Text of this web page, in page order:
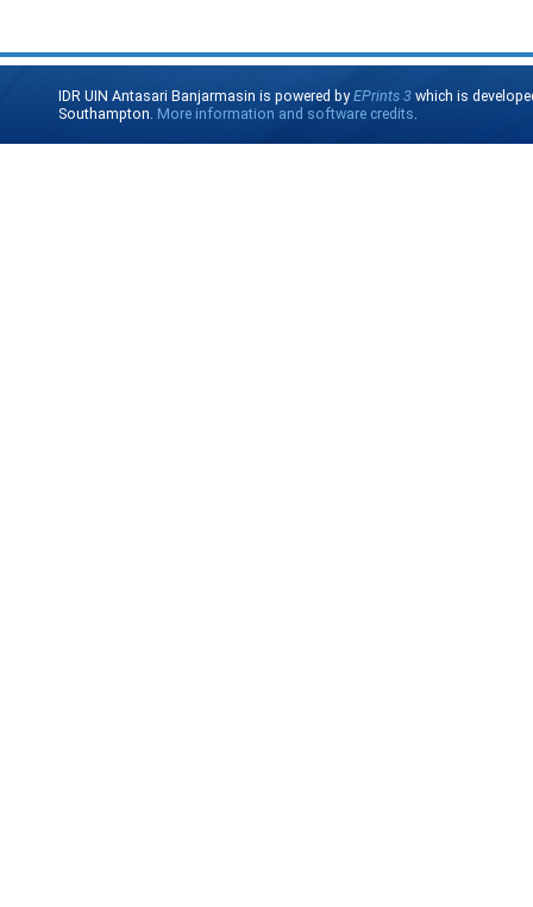
IDR UIN Antasari Banjarmasin is powered byEPrints 3 which is
Southampton. More information and software credits